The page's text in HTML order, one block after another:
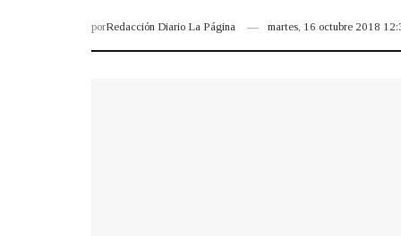
porRedacción Diario La Página martes, 16 octubre 2018